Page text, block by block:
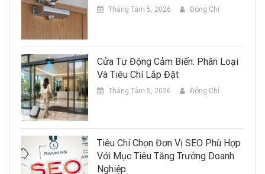
Tháng Tám 5, 2026 Đông Chí
Cửa Tự Động Cảm Biến: Phân Loại
Và Tiêu Chí Lắp Đặt
Tháng Tám 5, 2026 Đông Chí
Tiêu Chí Chọn Đơn Vị SEO Phù Hợp
Với Mục Tiêu Tăng Trưởng Doanh
Nghiệp